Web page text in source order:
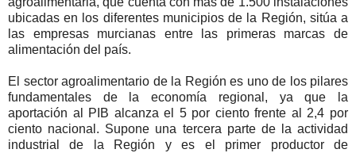
ubicadas en los diferentes municipios de la Región, sitúa a
las empresas murcianas entre las primeras marcas de
alimentación del país.
El sector agroalimentario de la Región es uno de los pilares
fundamentales de la economía regional, ya que la
aportación al PIB alcanza el 5 por ciento frente al 2,4 por
ciento nacional. Supone una tercera parte de la actividad
industrial de la Región y es el primer productor de